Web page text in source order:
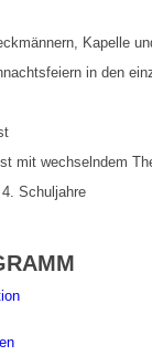
Kapelle
in den
mit wechselndem
Schuljahre